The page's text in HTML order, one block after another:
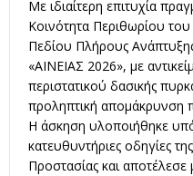
Με ιδιαίτερη επιτυχία
Κοινότητα Περιθωρίου
Πεδίου Πλήρους
«ΑΙΝΕΙΑΣ 2026», με
περιστατικού δασικής
προληπτική απομάκρυνση
Η άσκηση υλοποιήθηκε υπό
κατευθυντήριες οδηγίες
Προστασίας και αποτέλεσε